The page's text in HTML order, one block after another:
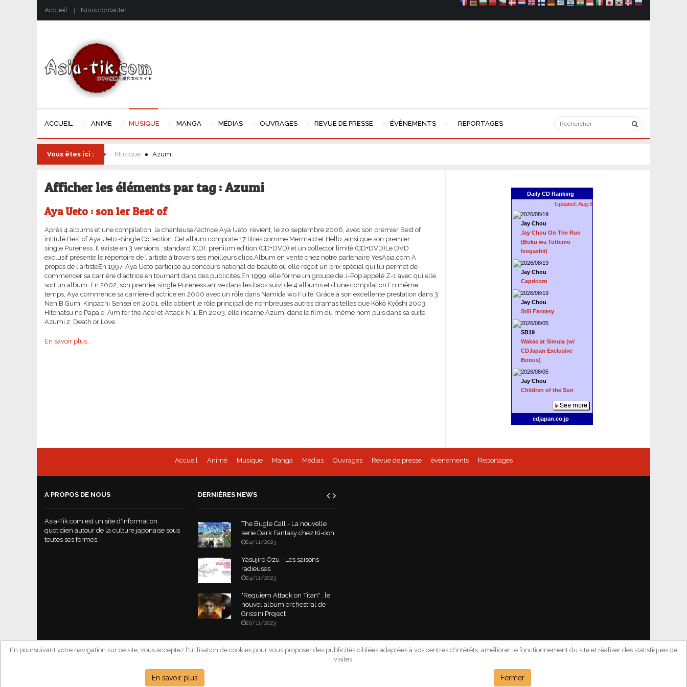
Accueil Nous contacter
ACCUEIL ANIMÉ MUSIQUE MANGA MÉDIAS OUVRAGES REVUE DE PRESSE ÉVÈNEMENTS REPORTAGES
Vous êtes ici : Musique Azumi
Afficher les éléments par tag : Azumi
Aya Ueto : son 1er Best of
Après 4 albums et une compilation, la chanteuse/actrice Aya Ueto revient, le 20 septembre 2006, avec son premier Best of
intitulé Best of Aya Ueto -Single Collection. Cet album comporte 17 titres comme Mermaid et Hello ainsi que son premier
single Pureness. Il existe en 3 versions : standard (CD), prenium edition (CD+DVD) et un collector limité (CD+DVD)Le DVD
exclusif présente le répertoire de l'artiste à travers ses meilleurs clips.Album en vente chez notre partenaire YesAsia.com A
propos de l'artisteEn 1997, Aya Ueto participe au concours national de beauté où elle reçoit un prix spécial qui lui permet de
commencer sa carrière d'actrice en tournant dans des publicités.En 1999, elle forme un groupe de J-Pop appelé Z-1 avec qui elle
sort un album. En 2002, son premier single Pureness arrive dans les bacs suivi de 4 albums et d'une compilation.En même
temps, Aya commence sa carrière d'actrice en 2000 avec un rôle dans Namida wo Fuite. Grâce à son excellente prestation dans 3
Nen B Gumi Kinpachi Sensei en 2001, elle obtient le rôle principal de nombreuses autres dramas telles que Kōkō Kyōshi 2003,
Hitonatsu no Papa e, Aim for the Ace! et Attack N°1. En 2003, elle incarne Azumi dans le film du même nom puis dans sa suite
Azumi 2: Death or Love.
En savoir plus...
Daily CD Ranking
Updated: Aug.6
2026/08/19
Jay Chou
Jay Chou On The Run
(Boku wa Tottemo
Isogashii)
2026/08/19
Jay Chou
Capricorn
2026/08/19
Jay Chou
Still Fantasy
2026/08/05
SB19
Wakas at Simula (w/
CDJapan Exclusive
Bonus)
2026/08/05
Jay Chou
Children of the Sun
cdjapan.co.jp
Accueil Animé Musique Manga Médias Ouvrages Revue de presse évènements Reportages
A PROPOS DE NOUS
Asia-Tik.com est un site d'information
quotidien autour de la culture japonaise sous
toutes ses formes.
DERNIÈRES NEWS
The Bugle Call - La nouvelle
serie Dark Fantasy chez Ki-oon
24/11/2023
Yasujiro Ozu - Les saisons
radieuses
24/11/2023
"Requiem Attack on Titan" : le
nouvel album orchestral de
Grissini Project
20/11/2023
Copyright © 2026 Asia-Tik.com. All Rights Reserved.- Site déclaré à la CNIL sous le numéro: 1267151
En poursuivant votre navigation sur ce site, vous acceptez l'utilisation de cookies pour vous proposer des publicités ciblées adaptées à vos centres d'intérêts, améliorer le fonctionnement du site et réaliser des statistiques de
visites.
En savoir plus Fermer